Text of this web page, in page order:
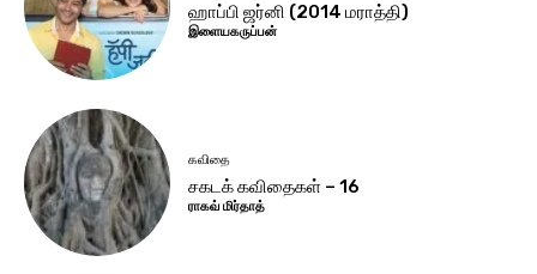
ஹாப்பி ஜர்னி (2014 மராத்தி)
இளையகருப்பன்
கவிதை
சகடக் கவிதைகள் – 16
ராகவ் மிர்தாத்